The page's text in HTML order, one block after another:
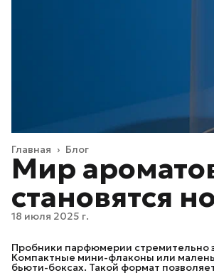
Блог
Главная ›
Мир
становятся
18 июля 2025 г.
Пробники парфюмерии стремительно
Компактные мини-флаконы или
бьюти-боксах. Такой формат